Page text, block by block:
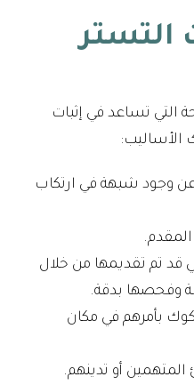
التستر
التي تساعد في إثبات
الأساليب:
عن وجود شبهة في ارتكاب
قد تم تقديمها من خلال
وفحصها بدقة.
بأمرهم في مكان
المتهمين أو تدينهم.